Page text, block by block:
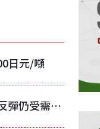
日元/噸
焦煤支撐推動黑色系回升 中國鋼市反彈仍受需求疲弱壓制